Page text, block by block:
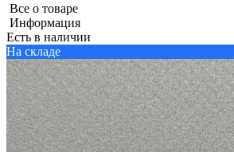
Все о товаре
Информация
Есть в наличии
На складе